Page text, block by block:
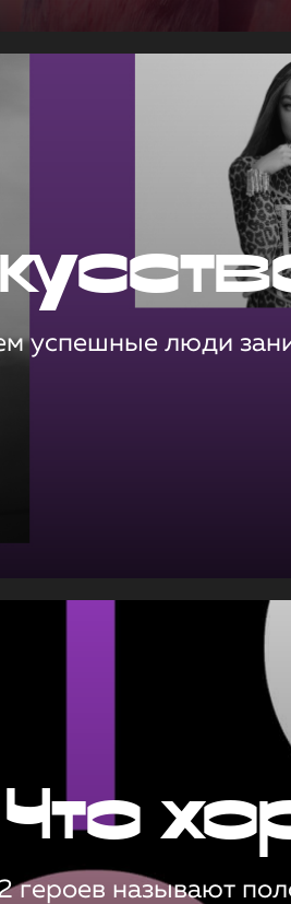
успешные люди
Что
героев называют